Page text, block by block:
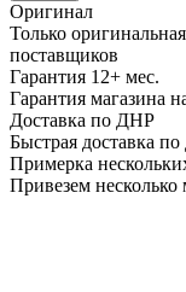
Оригинал
Только
поставщиков
Гарантия 12+ мес.
Гарантия магазина
Доставка по ДНР
Быстрая доставка
Примерка
Привезем